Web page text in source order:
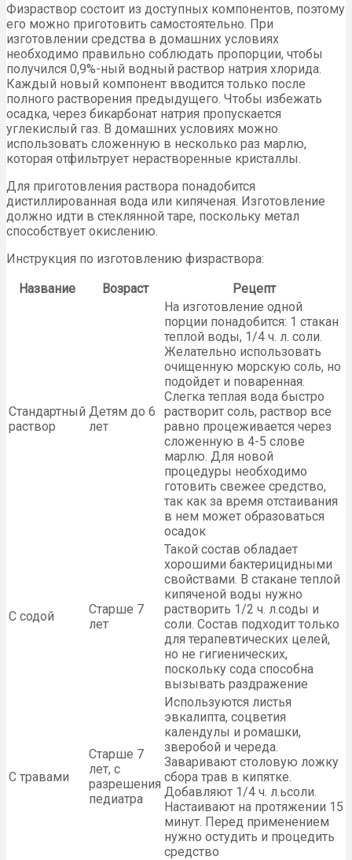
Физраствор состоит из доступных компонентов, поэтому
его можно приготовить самостоятельно. При
изготовлении средства в домашних условиях
необходимо правильно соблюдать пропорции, чтобы
получился 0,9%-ный водный раствор натрия хлорида.
Каждый новый компонент вводится только после
полного растворения предыдущего. Чтобы избежать
осадка, через бикарбонат натрия пропускается
углекислый газ. В домашних условиях можно
использовать сложенную в несколько раз марлю,
которая отфильтрует нерастворенные кристаллы.
Для приготовления раствора понадобится
дистиллированная вода или кипяченая. Изготовление
должно идти в стеклянной таре, поскольку метал
способствует окислению.
Инструкция по изготовлению физраствора:
Название
Возраст Рецепт
Стандартный
раствор
Детям до 6
лет
На изготовление одной
порции понадобится: 1 стакан
теплой воды, 1/4 ч. л. соли.
Желательно использовать
очищенную морскую соль, но
подойдет и поваренная.
Слегка теплая вода быстро
растворит соль, раствор все
равно процеживается через
сложенную в 4-5 слове
марлю. Для новой
процедуры необходимо
готовить свежее средство,
так как за время отстаивания
в нем может образоваться
осадок
С содой
Старше 7
лет
Такой состав обладает
хорошими бактерицидными
свойствами. В стакане теплой
кипяченой воды нужно
растворить 1/2 ч. л.соды и
соли. Состав подходит только
для терапевтических целей,
но не гигиенических,
поскольку сода способна
вызывать раздражение
С травами
Старше 7
лет, с
разрешения
педиатра
Используются листья
эвкалипта, соцветия
календулы и ромашки,
зверобой и череда.
Заваривают столовую ложку
сбора трав в кипятке.
Добавляют 1/4 ч. л.ьсоли.
Настаивают на протяжении 15
минут. Перед применением
нужно остудить и процедить
средство